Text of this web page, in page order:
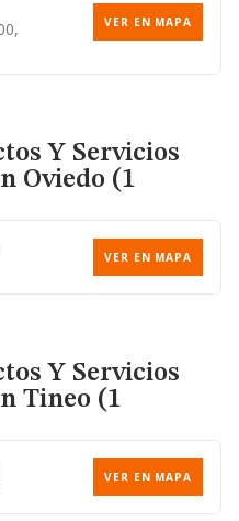
VER EN MAPA
Y Servicios
Oviedo (1
VER EN MAPA
Y Servicios
Tineo (1
VER EN MAPA